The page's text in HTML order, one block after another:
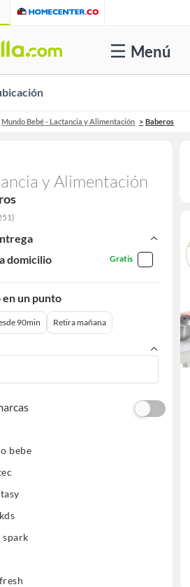
Menú
Mundo Bebé - Lactancia y Alimentación Baberos
y Alimentación
)
domicilio
Gratis
un punto
90min Retira mañana
bebe
spark